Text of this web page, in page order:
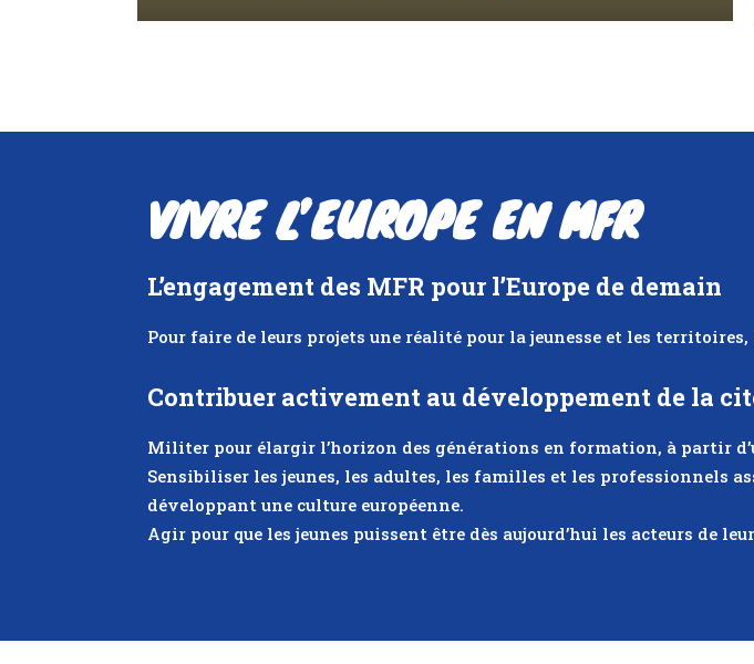
VIVRE L’EUROPE EN MFR
L’engagement des MFR pour l’Europe de demain
Pour faire de leurs projets une réalité pour la jeunesse et les territoires,
Contribuer activement au développement de la
Militer pour élargir l’horizon des générations en formation, à partir
Sensibiliser les jeunes, les adultes, les familles et les professionnels
développant une culture européenne.
Agir pour que les jeunes puissent être dès aujourd’hui les acteurs de